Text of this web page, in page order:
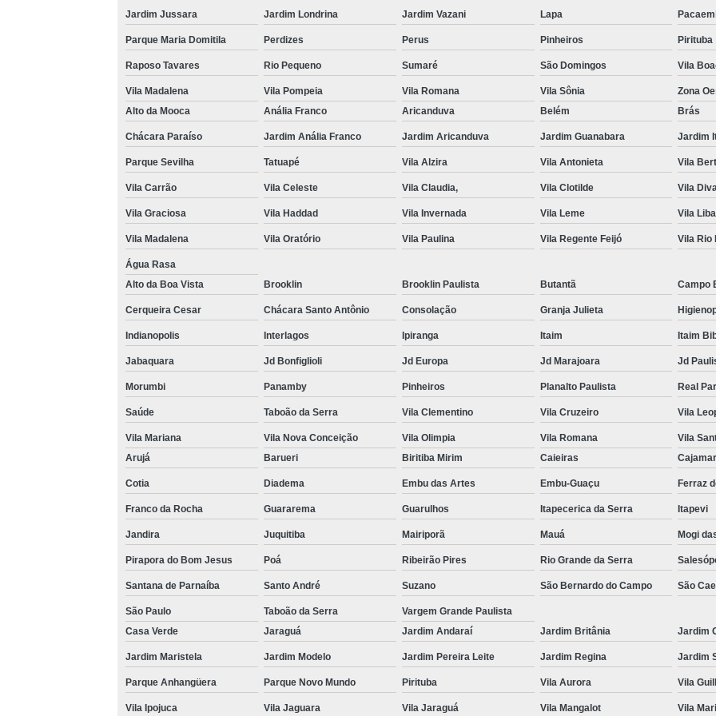
Móveis para Escritório na Zona Oeste
Móveis para Escritório no Centro de SP
Móvel para Escritórios
Arrumar Móveis
Conserto de Moveis de Escritorio
Manutenção Moveis Escritorio
Reforma de Moveis de Escritorio
Reforma de Moveis de Escritorio em SP
Reforma de Moveis de Escritorio na Zona Norte
Reforma de Moveis de Escritorio na Zona Sul
Reformar Moveis de Escritorio
Reparar
Serviço de Manutenção de Móveis
Serviço de
Jardim Jussara Jardim Londrina Jardim Vazani Lapa
Parque Maria Domitila Perdizes Perus Pinheiros Pirituba
Raposo Tavares Rio Pequeno Sumaré São Domingos Vila
Vila Madalena Vila Pompeia Vila Romana Vila Sônia Zona
Alto da Mooca
Anália Franco Aricanduva Belém Brás
Chácara Paraíso Jardim Anália Franco Jardim Aricanduva Jardim Guanabara Jardim
Parque Sevilha Tatuapé Vila Alzira Vila Antonieta Vila
Vila Carrão Vila Celeste Vila Claudia, Vila Clotilde Vila Diva
Vila Graciosa Vila Haddad Vila Invernada Vila Leme Vila
Vila Madalena Vila Oratório Vila Paulina Vila Regente Feijó Vila Rio
Água Rasa
Alto da Boa Vista
Brooklin Brooklin Paulista Butantã Campo
Cerqueira Cesar Chácara Santo Antônio Consolação Granja Julieta
Indianopolis Interlagos Ipiranga Itaim Itaim
Jabaquara Jd Bonfiglioli Jd Europa Jd Marajoara Jd
Morumbi Panamby Pinheiros Planalto Paulista Real
Saúde Taboão da Serra Vila Clementino Vila Cruzeiro Vila
Vila Mariana Vila Nova Conceição Vila Olimpia Vila Romana Vila
Arujá
Barueri Biritiba Mirim Caieiras Cajamar
Cotia Diadema Embu das Artes Embu-Guaçu Ferraz
Franco da Rocha Guararema Guarulhos Itapecerica da Serra Itapevi
Jandira Juquitiba Mairiporã Mauá Mogi
Pirapora do Bom Jesus Poá Ribeirão Pires Rio Grande da Serra
Santana de Parnaíba Santo André Suzano São Bernardo do Campo São
São Paulo Taboão da Serra
Vargem Grande Paulista
Casa Verde
Jaraguá Jardim Andaraí Jardim Britânia Jardim
Jardim Maristela Jardim Modelo Jardim Pereira Leite Jardim Regina Jardim
Parque Anhangüera Parque Novo Mundo Pirituba Vila Aurora Vila
Vila Ipojuca Vila Jaguara Vila Jaraguá Vila Mangalot Vila